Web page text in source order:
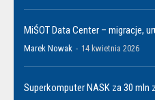
MiŚOT Data Center – migracje,
Marek Nowak - 14 kwietnia 2026
Superkomputer NASK za 30 mln